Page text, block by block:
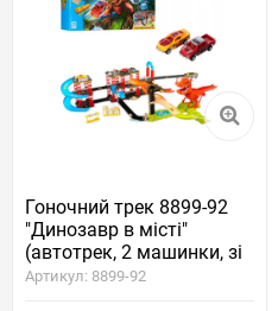
Гоночний трек 8899-92
"Динозавр в місті"
(автотрек, 2 машинки, зі
звуком)
Артикул: 8899-92